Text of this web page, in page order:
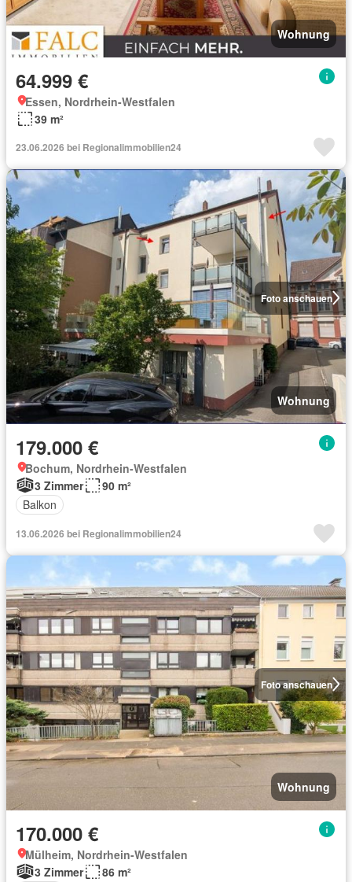
Wohnung
64.999 €
Essen, Nordrhein-Westfalen
39 m²
23.06.2026 bei Regionalimmobilien24
Foto anschauen
Wohnung
179.000 €
Bochum, Nordrhein-Westfalen
3 Zimmer
90 m²
Balkon
13.06.2026 bei Regionalimmobilien24
Foto anschauen
Wohnung
170.000 €
Mülheim, Nordrhein-Westfalen
3 Zimmer
86 m²